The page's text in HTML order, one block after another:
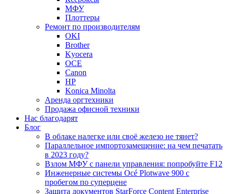
МФУ
Плоттеры
Ремонт по производителям
OKI
Brother
Kyocera
OCE
Canon
HP
Konica Minolta
Аренда оргтехники
Продажа офисной техники
Нас благодарят
Блог
В облаке налегке или своё железо не тянет?
Параллельное импортозамещение: на чем печатать
в 2023 году?
Взлом МФУ с панели управления: попробуйте F12
Инженерные системы Océ Plotwave 900 с
пробегом по суперцене
Защита документов StarForce Content Enterprise